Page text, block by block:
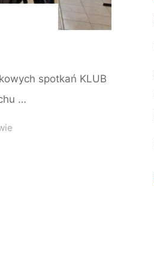
spotkań KLUB
…